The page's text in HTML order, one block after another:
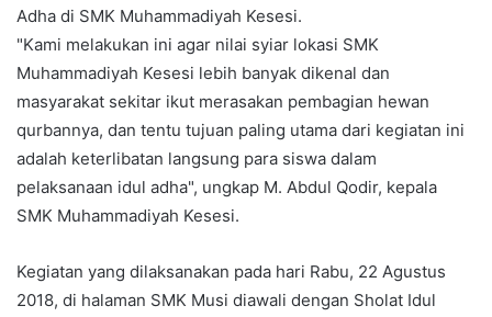
Adha di SMK Muhammadiyah Kesesi.
"Kami melakukan ini agar nilai syiar lokasi SMK
Muhammadiyah Kesesi lebih banyak dikenal dan
masyarakat sekitar ikut merasakan pembagian hewan
qurbannya, dan tentu tujuan paling utama dari kegiatan ini
adalah keterlibatan langsung para siswa dalam
pelaksanaan idul adha", ungkap M. Abdul Qodir, kepala
SMK Muhammadiyah Kesesi.
Kegiatan yang dilaksanakan pada hari Rabu, 22 Agustus
2018, di halaman SMK Musi diawali dengan Sholat Idul